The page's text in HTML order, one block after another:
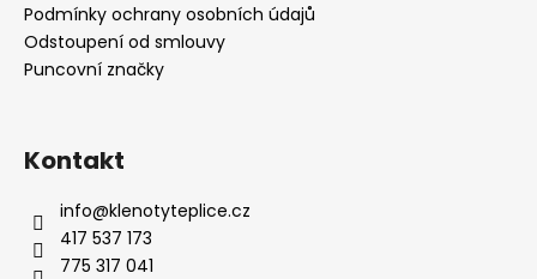
Podmínky ochrany osobních údajů
Odstoupení od smlouvy
Puncovní značky
Kontakt
info@klenotyteplice.cz
417 537 173
775 317 041